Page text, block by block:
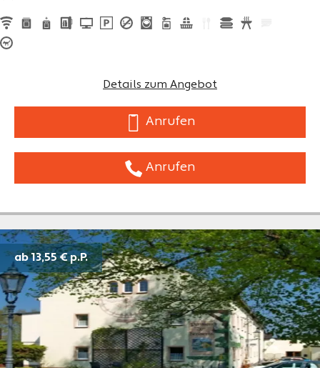
Details zum Angebot
Anrufen
Anrufen
ab 13,55 € p.P.